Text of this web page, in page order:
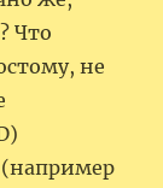
Что
не
(например